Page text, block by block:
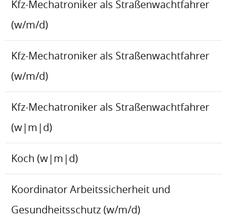
Kfz-Mechatroniker als Straßenwachtfahrer
(w/m/d)
Kfz-Mechatroniker als Straßenwachtfahrer
(w/m/d)
Kfz-Mechatroniker als Straßenwachtfahrer
(w|m|d)
Koch (w|m|d)
Koordinator Arbeitssicherheit und
Gesundheitsschutz (w/m/d)